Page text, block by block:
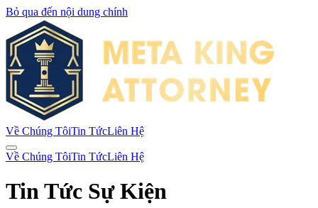
Bỏ qua đến nội dung chính
Về Chúng TôiTin TứcLiên Hệ
Về Chúng TôiTin TứcLiên Hệ
Tin Tức Sự Kiện